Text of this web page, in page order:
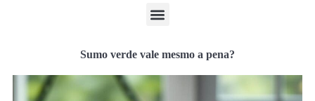
Sumo verde vale mesmo a pena?